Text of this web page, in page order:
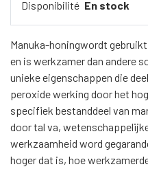
Disponibilité En stock
Manuka-honingwordt
en is werkzamer dan andere
unieke eigenschappen die
peroxide werking door het
specifiek bestanddeel van
door tal va,
werkzaamheid word
hoger dat is, hoe